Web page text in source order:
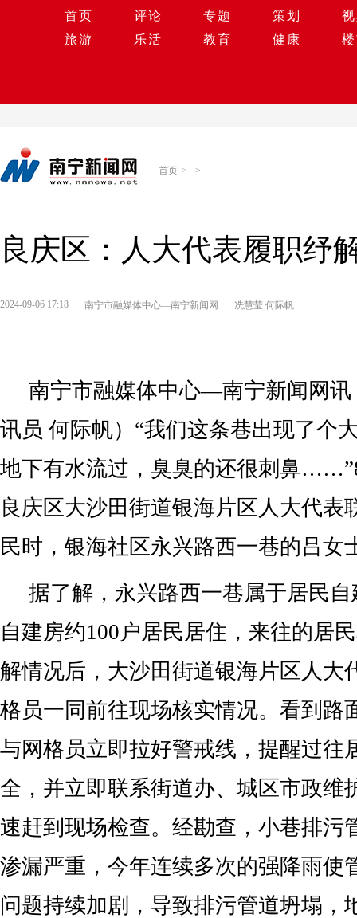
首页 评论 专题 策划
旅游
乐活 教育 健康
首页 > >
良庆区：人大代表履职纾
2024-09-06 17:18 南宁市融媒体中心—南宁新闻网 冼慧莹 何际帆
南宁市融媒体中心—南宁新闻网讯
讯员 何际帆）“我们这条巷出现了个
地下有水流过，臭臭的还很刺鼻
良庆区大沙田街道银海片区人大代表
民时，银海社区永兴路西一巷的吕女
据了解，永兴路西一巷属于居民
自建房约100户居民居住，来往的居
解情况后，大沙田街道银海片区人大
格员一同前往现场核实情况。看到路
与网格员立即拉好警戒线，提醒过往
全，并立即联系街道办、城区市政维
速赶到现场检查。经勘查，小巷排污
渗漏严重，今年连续多次的强降雨使
问题持续加剧，导致排污管道坍塌，